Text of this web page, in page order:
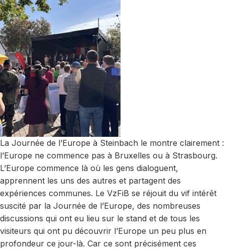
La Journée de l’Europe à Steinbach le montre clairement :
l’Europe ne commence pas à Bruxelles ou à Strasbourg.
L’Europe commence là où les gens dialoguent,
apprennent les uns des autres et partagent des
expériences communes. Le VzFiB se réjouit du vif intérêt
suscité par la Journée de l’Europe, des nombreuses
discussions qui ont eu lieu sur le stand et de tous les
visiteurs qui ont pu découvrir l’Europe un peu plus en
profondeur ce jour-là. Car ce sont précisément ces